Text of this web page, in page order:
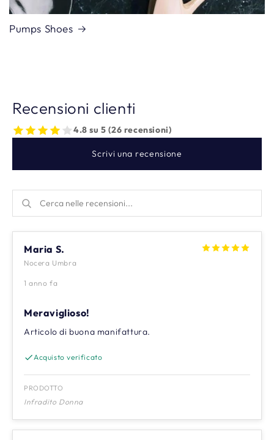
Pumps Shoes
Recensioni clienti
4.8 su 5 (26 recensioni)
Scrivi una recensione
Maria S.
Nocera Umbra
1 anno fa
Meraviglioso!
Articolo di buona manifattura.
Acquisto verificato
PRODOTTO
Infradito Donna